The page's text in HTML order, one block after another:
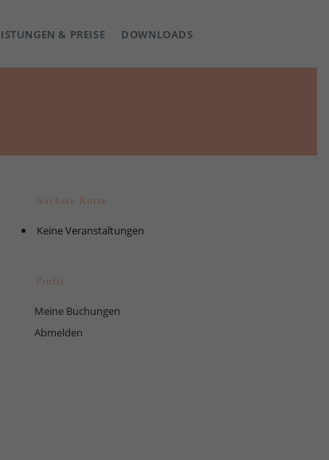
& PREISE DOWNLOADS
Nächste Kurse
Keine Veranstaltungen
Profil
Meine Buchungen
Abmelden